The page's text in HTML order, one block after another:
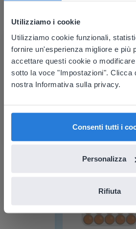
Utilizziamo i cookie
Utilizziamo cookie funzionali,
fornire un'esperienza migliore e più
accettare questi cookie o
sotto la voce "Impostazioni". Clicca
nostra Informativa sulla privacy.
Consenti tutti i
Personalizza
Rifiuta
Scopri di più
This website
your location
Based on your location, we
prefer to visit our English
English